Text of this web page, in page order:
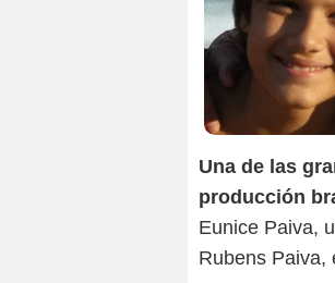
Una de las
producción
Eunice Paiva,
Rubens Paiva,